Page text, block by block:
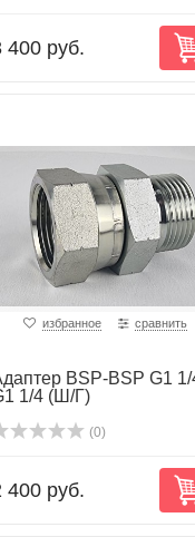
400 руб.
избранное сравнить
BSP-BSP G1 1/
1/4 (Ш/Г)
(0)
400 руб.